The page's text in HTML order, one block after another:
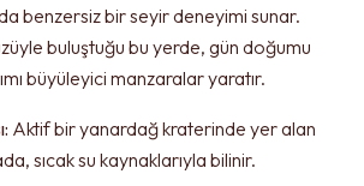
benzersiz bir seyir deneyimi sunar.
buluştuğu bu yerde, gün doğumu
büyüleyici manzaralar yaratır.
Aktif bir yanardağ kraterinde yer alan
sıcak su kaynaklarıyla bilinir.